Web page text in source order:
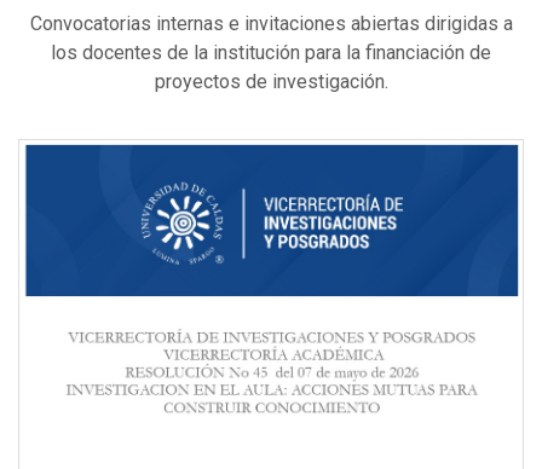
Convocatorias internas e invitaciones abiertas dirigidas a
los docentes de la institución para la financiación de
proyectos de investigación.